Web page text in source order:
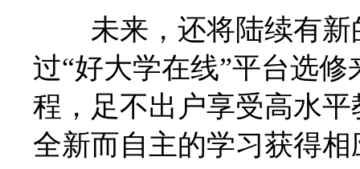
未来，还将陆续有新
过“好大学在线”平台选
程，足不出户享受高水
全新而自主的学习获得